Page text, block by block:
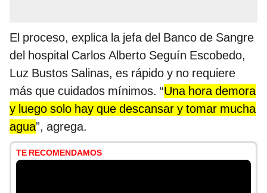
El proceso, explica la jefa del Banco de Sangre
del hospital Carlos Alberto Seguín Escobedo,
Luz Bustos Salinas, es rápido y no requiere
más que cuidados mínimos. “Una hora demora
y luego solo hay que descansar y tomar mucha
agua”, agrega.
TE RECOMENDAMOS